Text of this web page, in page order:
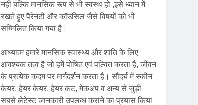
नहीं बल्कि मानसिक रूप से भी स्वस्थ हो ,इसे ध्यान में
रखते हुए पैरेनटी और कॉउंसिल जैसे विषयों को भी
सम्मिलित किया गया है।
आध्यात्म हमारे मानसिक स्वास्थ्य और शांति के लिए
आवश्यक तत्व है जो हमें पोषित एवं पल्वित करता है, जीवन
के प्रत्येक कदम पर मार्गदर्शन करता है। सौंदर्य में स्कीन
केयर, हेयर केयर, हेयर कट, मेकअप व अन्य से जुड़ी
सबसे लेटेस्ट जानकारी उपलब्ध कराने का प्रयास किया